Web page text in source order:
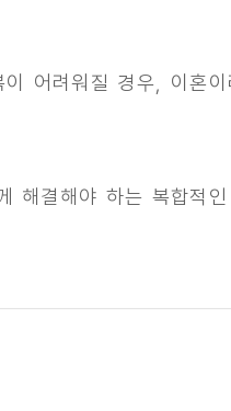
어려워질 경우, 이혼
해결해야 하는 복합적